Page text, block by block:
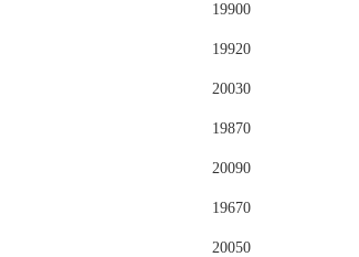
19900
19920
20030
19870
20090
19670
20050